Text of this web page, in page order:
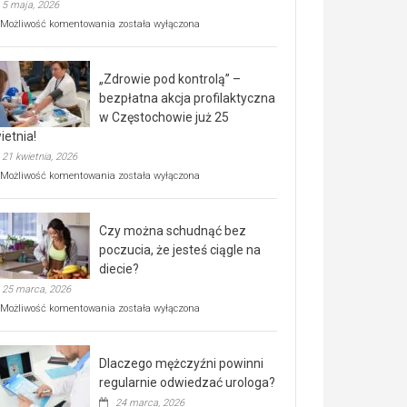
5 maja, 2026
Możliwość komentowania Rusza
rehabilitacji
dla
seniorów!
została wyłączona
„Zdrowie pod kontrolą” –
bezpłatna akcja profilaktyczna
w Częstochowie już 25
21 kwietnia, 2026
Możliwość komentowania „Zdrowie
bezpłatna
akcja
profilaktyczna
w
już
kwietnia!
została wyłączona
Czy można schudnąć bez
poczucia, że jesteś ciągle na
diecie?
25 marca, 2026
Możliwość komentowania Czy
poczucia,
że
została wyłączona
Dlaczego mężczyźni powinni
regularnie odwiedzać urologa?
24 marca, 2026